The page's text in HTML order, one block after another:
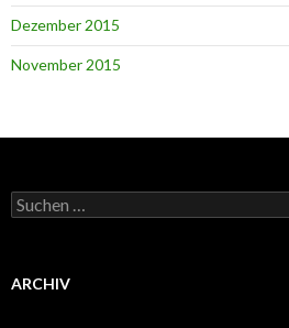
Dezember 2015
November 2015
Suchen
nach:
ARCHIV